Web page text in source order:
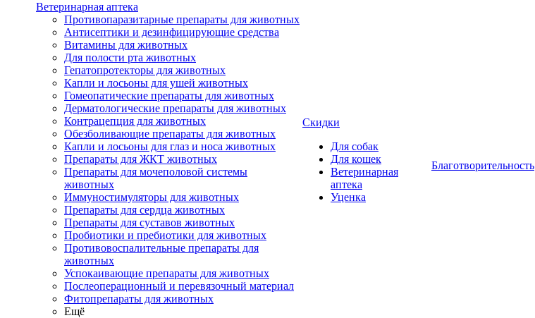
Ветеринарная аптека
Противопаразитарные препараты для животных
Антисептики и дезинфицирующие средства
Витамины для животных
Для полости рта животных
Гепатопротекторы для животных
Капли и лосьоны для ушей животных
Гомеопатические препараты для животных
Дерматологические препараты для животных
Контрацепция для животных
Обезболивающие препараты для животных
Капли и лосьоны для глаз и носа животных
Препараты для ЖКТ животных
Препараты для мочеполовой системы
животных
Иммуностимуляторы для животных
Препараты для сердца животных
Препараты для суставов животных
Пробиотики и пребиотики для животных
Противовоспалительные препараты для
животных
Успокаивающие препараты для животных
Послеоперационный и перевязочный материал
Фитопрепараты для животных
Ещё
Скидки
Для собак
Для кошек
Ветеринарная
аптека
Уценка
Благотворительность